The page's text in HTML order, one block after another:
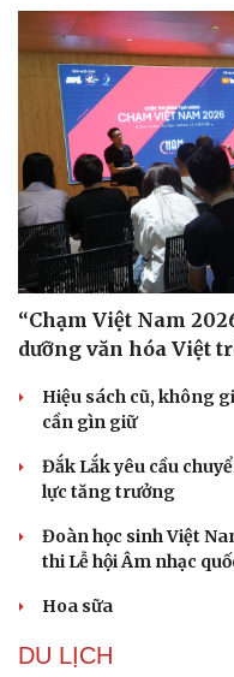
Văn học
Âm nhạc
Di sản
“Chạm Việt Nam
dưỡng văn hóa Việt
Hiệu sách cũ, không
cần gìn giữ
Đắk Lắk yêu cầu
lực tăng trưởng
Đoàn học sinh Việt
thi Lễ hội Âm nhạc
Hoa sữa
DU LỊCH